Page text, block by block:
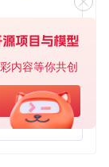
内容等你共创
基于Python的Xiaozhi AI，适用于想要完整Xiaozhi体验而无需拥有专用硬件的用户。